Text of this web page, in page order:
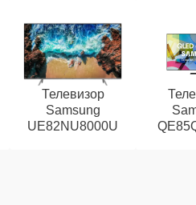
Телевизор
Samsung
UE82NU8000U